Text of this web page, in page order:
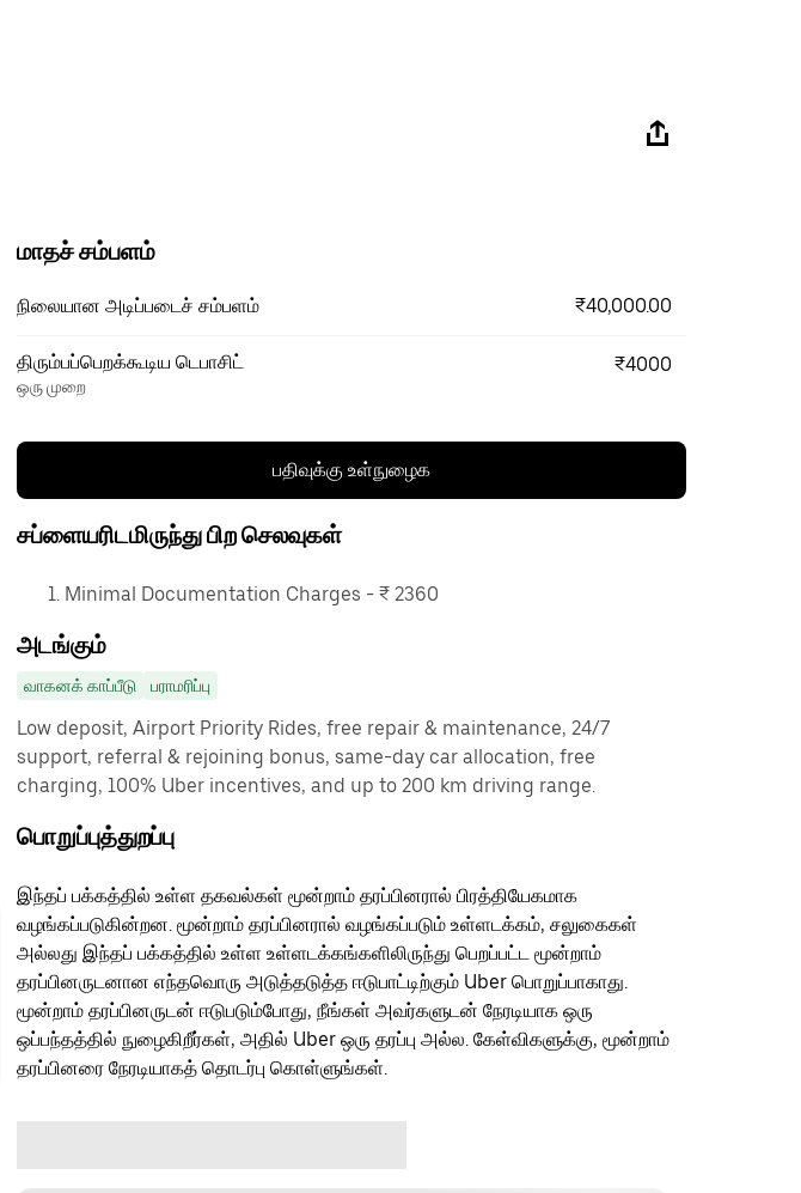
மாதச் சம்பளம்
நிலையான அடிப்படைச் சம்பளம் ₹40,000.00
திரும்பப்பெறக்கூடிய டெபாசிட்
ஒரு முறை
₹4000
பதிவுக்கு உள்நுழைக
சப்ளையரிடமிருந்து பிற செலவுகள்
Minimal Documentation Charges - ₹ 2360
அடங்கும்
வாகனக் காப்பீடு பராமரிப்பு
Low deposit, Airport Priority Rides, free repair & maintenance, 24/7
support, referral & rejoining bonus, same-day car allocation, free
charging, 100% Uber incentives, and up to 200 km driving range.
பொறுப்புத்துறப்பு
இந்தப் பக்கத்தில் உள்ள தகவல்கள் மூன்றாம் தரப்பினரால் பிரத்தியேகமாக
வழங்கப்படுகின்றன. மூன்றாம் தரப்பினரால் வழங்கப்படும் உள்ளடக்கம், சலுகைகள்
அல்லது இந்தப் பக்கத்தில் உள்ள உள்ளடக்கங்களிலிருந்து பெறப்பட்ட மூன்றாம்
தரப்பினருடனான எந்தவொரு அடுத்தடுத்த ஈடுபாட்டிற்கும் Uber பொறுப்பாகாது.
மூன்றாம் தரப்பினருடன் ஈடுபடும்போது, நீங்கள் அவர்களுடன் நேரடியாக ஒரு
ஒப்பந்தத்தில் நுழைகிறீர்கள், அதில் Uber ஒரு தரப்பு அல்ல. கேள்விகளுக்கு, மூன்றாம்
தரப்பினரை நேரடியாகத் தொடர்பு கொள்ளுங்கள்.